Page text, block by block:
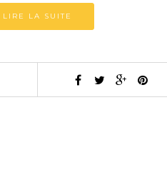
LIRE LA SUITE